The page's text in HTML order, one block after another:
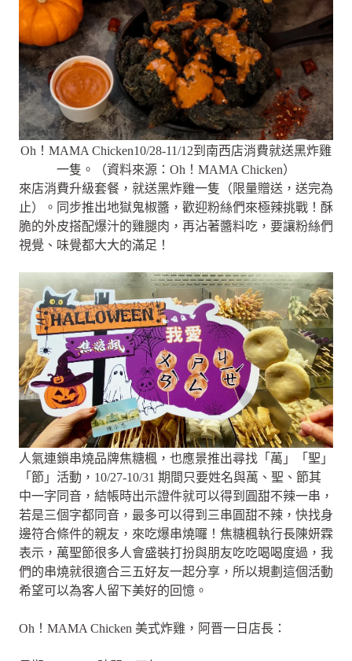
Oh！MAMA Chicken10/28-11/12到南西店消費就送黑炸雞
一隻。（資料來源：Oh！MAMA Chicken）
來店消費升級套餐，就送黑炸雞一隻（限量贈送，送完為
止）。同步推出地獄鬼椒醬，歡迎粉絲們來極辣挑戰！酥
脆的外皮搭配爆汁的雞腿肉，再沾著醬料吃，要讓粉絲們
視覺、味覺都大大的滿足！
人氣連鎖串燒品牌焦糖楓，也應景推出尋找「萬」「聖」
「節」活動，10/27-10/31 期間只要姓名與萬、聖、節其
中一字同音，結帳時出示證件就可以得到圓甜不辣一串，
若是三個字都同音，最多可以得到三串圓甜不辣，快找身
邊符合條件的親友，來吃爆串燒囉！焦糖楓執行長陳妍霖
表示，萬聖節很多人會盛裝打扮與朋友吃吃喝喝度過，我
們的串燒就很適合三五好友一起分享，所以規劃這個活動
希望可以為客人留下美好的回憶。
Oh！MAMA Chicken 美式炸雞，阿晋一日店長：